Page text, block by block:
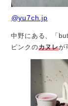
@yu7ch.jp
中野にある、「
ピンクのカヌレが